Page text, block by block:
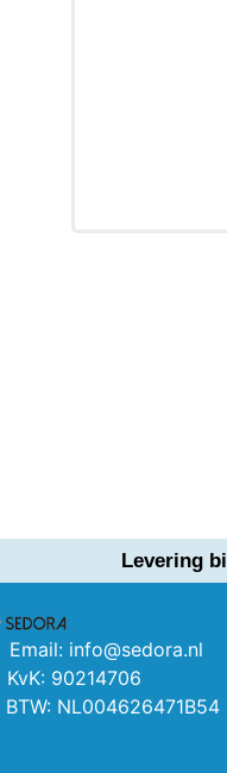
Levering
Email: info@sedora.nl
KvK: 90214706
BTW: NL004626471B54